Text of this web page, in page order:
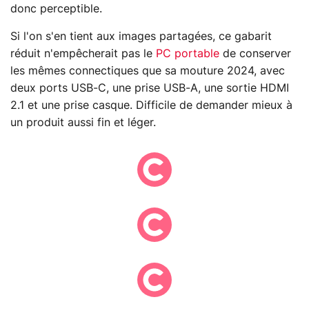
donc perceptible.
Si l'on s'en tient aux images partagées, ce gabarit
réduit n'empêcherait pas le PC portable de conserver
les mêmes connectiques que sa mouture 2024, avec
deux ports USB-C, une prise USB-A, une sortie HDMI
2.1 et une prise casque. Difficile de demander mieux à
un produit aussi fin et léger.